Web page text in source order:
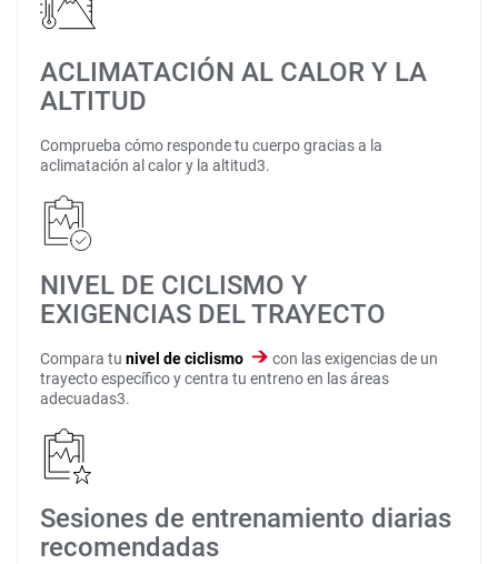
ACLIMATACIÓN AL CALOR Y LA
ALTITUD
Comprueba cómo responde tu cuerpo gracias a la
aclimatación al calor y la altitud3.
NIVEL DE CICLISMO Y
EXIGENCIAS DEL TRAYECTO
Compara tu nivel de ciclismo
con las exigencias de un
trayecto específico y centra tu entreno en las áreas
adecuadas3.
Sesiones de entrenamiento diarias
recomendadas